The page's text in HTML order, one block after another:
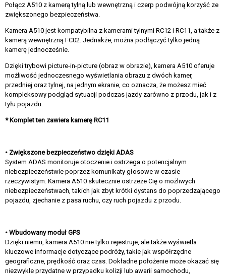
Połącz A510 z kamerą tylną lub wewnętrzną i czerp podwójną korzyść ze
zwiększonego bezpieczeństwa.
Kamera A510 jest kompatybilna z kamerami tylnymi RC12 i RC11, a także z
kamerą wewnętrzną FC02. Jednakże, można podłączyć tylko jedną
kamerę jednocześnie.
Dzięki trybowi picture-in-picture (obraz w obrazie), kamera A510 oferuje
możliwość jednoczesnego wyświetlania obrazu z dwóch kamer,
przedniej oraz tylnej, na jednym ekranie, co oznacza, że możesz mieć
kompleksowy podgląd sytuacji podczas jazdy zarówno z przodu, jak i z
tyłu pojazdu.
* Komplet ten zawiera kamerę RC11
• Zwiększone bezpieczeństwo dzięki ADAS
System ADAS monitoruje otoczenie i ostrzega o potencjalnym
niebezpieczeństwie poprzez komunikaty głosowe w czasie
rzeczywistym. Kamera A510 skutecznie ostrzeże Cię o możliwych
niebezpieczeństwach, takich jak zbyt krótki dystans do poprzedzającego
pojazdu, zjechanie z pasa ruchu, czy ruch pojazdu z przodu.
• Wbudowany moduł GPS
Dzięki niemu, kamera A510 nie tylko rejestruje, ale także wyświetla
kluczowe informacje dotyczące podróży, takie jak współrzędne
geograficzne, prędkość oraz czas. Dokładne położenie może okazać się
niezwykle przydatne w przypadku kolizji lub awarii samochodu,